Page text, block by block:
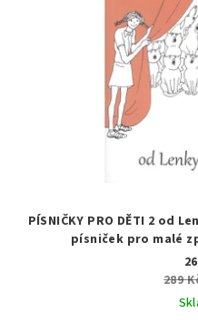
PÍSNIČKY PRO DĚTI 2 od
písniček pro malé
289